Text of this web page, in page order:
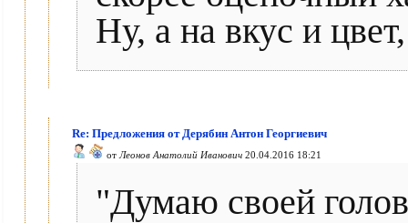
Ну, а на вкус и
Re: Предложения от Дерябин Антон Георгиевич
от Леонов Анатолий Иванович 20.04.2016 18:21
"Думаю своей